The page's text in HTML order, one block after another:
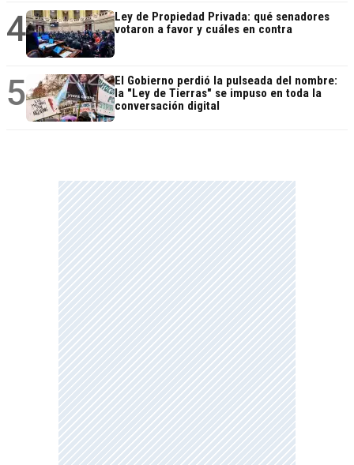
4
Ley de Propiedad Privada: qué senadores
votaron a favor y cuáles en contra
5
El Gobierno perdió la pulseada del nombre:
la "Ley de Tierras" se impuso en toda la
conversación digital